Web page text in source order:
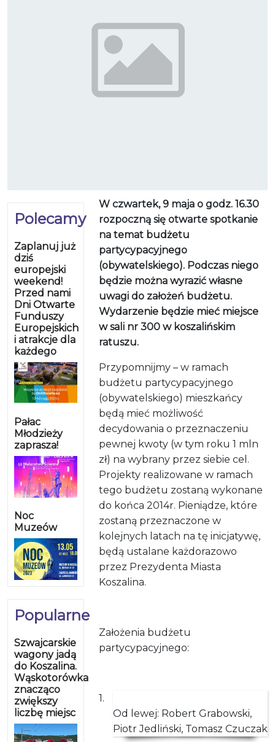
Polecamy
Zaplanuj już
dziś
europejski
weekend!
Przed nami
Dni Otwarte
Funduszy
Europejskich
i atrakcje dla
każdego
Pałac
Młodzieży
zaprasza!
Noc
Muzeów
Popularne
Szwajcarskie
wagony jadą
do Koszalina.
Wąskotorówka
znacząco
zwiększy
liczbę miejsc
W czwartek, 9 maja o godz. 16.30
rozpoczną się otwarte spotkanie
na temat budżetu
partycypacyjnego
(obywatelskiego). Podczas niego
będzie można wyrazić własne
uwagi do założeń budżetu.
Wydarzenie będzie mieć miejsce
w sali nr 300 w koszalińskim
ratuszu.
Przypomnijmy – w ramach
budżetu partycypacyjnego
(obywatelskiego) mieszkańcy
będą mieć możliwość
decydowania o przeznaczeniu
pewnej kwoty (w tym roku 1 mln
zł) na wybrany przez siebie cel.
Projekty realizowane w ramach
tego budżetu zostaną wykonane
do końca 2014r. Pieniądze, które
zostaną przeznaczone w
kolejnych latach na tę inicjatywę,
będą ustalane każdorazowo
przez Prezydenta Miasta
Koszalina.
Założenia budżetu
partycypacyjnego:
Od lewej: Robert Grabowski,
Piotr Jedliński, Tomasz Czuczak
1.